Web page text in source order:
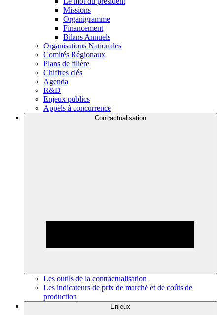
Missions
Organigramme
Financement
Bilans Annuels
Organisations Nationales
Comités Régionaux
Plans de filière
Chiffres clés
Agenda
R&D
Enjeux publics
Appels à concurrence
Contractualisation
Les outils de la contractualisation
Les indicateurs de prix de marché et de coûts de
production
Enjeux